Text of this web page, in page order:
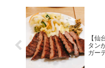
【仙
タン
ガー